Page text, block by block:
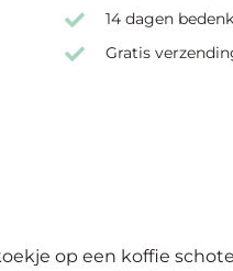
14 dagen
Gratis
op een koffie